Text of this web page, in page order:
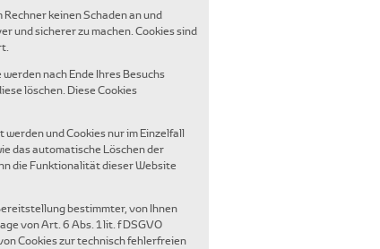
keinen Schaden an und
und sicherer zu machen. Cookies sind
nach Ende Ihres Besuchs
löschen. Diese Cookies
und Cookies nur im Einzelfall
das automatische Löschen der
die Funktionalität dieser Website
bestimmter, von Ihnen
von Art. 6 Abs. 1 lit. f DSGVO
Cookies zur technisch fehlerfreien